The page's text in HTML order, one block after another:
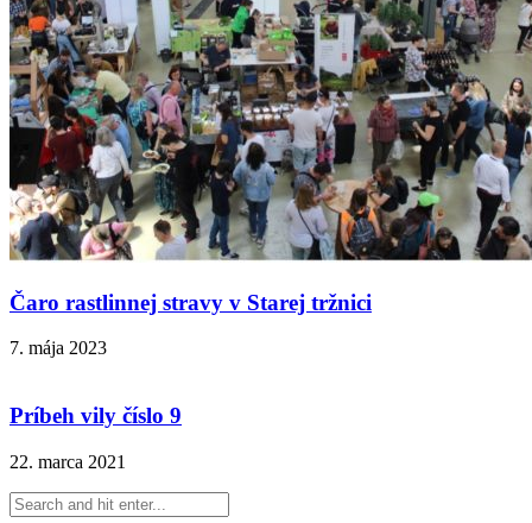
Čaro rastlinnej stravy v Starej tržnici
7. mája 2023
Príbeh vily číslo 9
22. marca 2021